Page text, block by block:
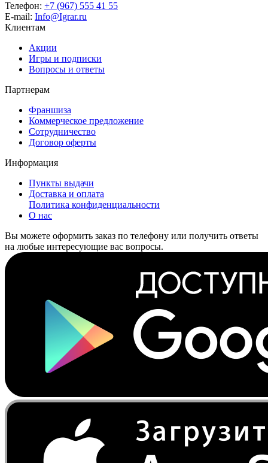
Телефон: +7 (967) 555 41 55
E-mail: Info@Igrar.ru
Клиентам
Акции
Игры и подписки
Вопросы и ответы
Партнерам
Франшиза
Коммерческое предложение
Сотрудничество
Договор оферты
Информация
Пункты выдачи
Доставка и оплата
Политика конфиденциальности
О нас
Вы можете оформить заказ по телефону или получить ответы
на любые интересующие вас вопросы.